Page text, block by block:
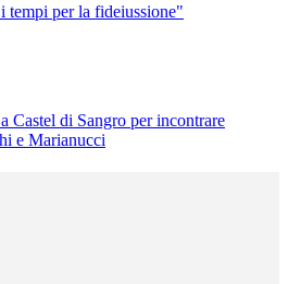
tempi per la fideiussione"
Castel di Sangro per incontrare
e Marianucci